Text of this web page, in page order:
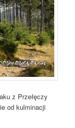
z Przełęczy
od kulminacji